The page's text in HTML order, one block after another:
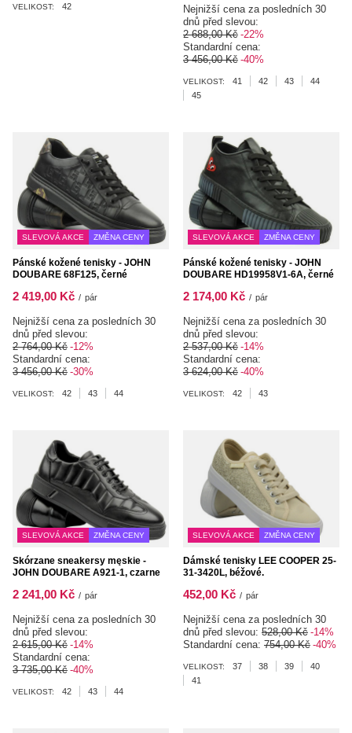
VELIKOST: 42
Nejnižší cena za posledních 30
dnů před slevou:
2 688,00 Kč -22%
Standardní cena:
3 456,00 Kč -40%
VELIKOST: 41 42 43
44
45
SLEVOVÁ AKCE ZMĚNA CENY
Pánské kožené tenisky - JOHN
DOUBARE 68F125, černé
2 419,00 Kč / pár
Nejnižší cena za posledních 30
dnů před slevou:
2 764,00 Kč -12%
Standardní cena:
3 456,00 Kč -30%
VELIKOST: 42 43 44
SLEVOVÁ AKCE ZMĚNA CENY
Pánské kožené tenisky - JOHN
DOUBARE HD19958V1-6A, černé
2 174,00 Kč / pár
Nejnižší cena za posledních 30
dnů před slevou:
2 537,00 Kč -14%
Standardní cena:
3 624,00 Kč -40%
VELIKOST: 42 43
SLEVOVÁ AKCE ZMĚNA CENY
Skórzane sneakersy męskie -
JOHN DOUBARE A921-1, czarne
2 241,00 Kč / pár
Nejnižší cena za posledních 30
dnů před slevou:
2 615,00 Kč -14%
Standardní cena:
3 735,00 Kč -40%
VELIKOST: 42 43 44
SLEVOVÁ AKCE ZMĚNA CENY
Dámské tenisky LEE COOPER 25-
31-3420L, béžové.
452,00 Kč / pár
Nejnižší cena za posledních 30
dnů před slevou: 528,00 Kč -14%
Standardní cena: 754,00 Kč -40%
VELIKOST: 37 38 39
40
41